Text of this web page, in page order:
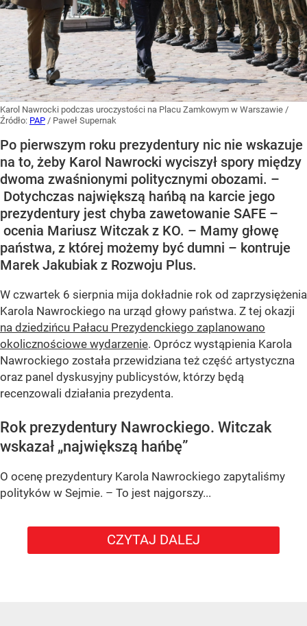
Karol Nawrocki podczas uroczystości na Placu Zamkowym w Warszawie /
Źródło: PAP / Paweł Supernak
Po pierwszym roku prezydentury nic nie wskazuje
na to, żeby Karol Nawrocki wyciszył spory między
dwoma zwaśnionymi politycznymi obozami. –
Dotychczas największą hańbą na karcie jego
prezydentury jest chyba zawetowanie SAFE –
ocenia Mariusz Witczak z KO. – Mamy głowę
państwa, z której możemy być dumni – kontruje
Marek Jakubiak z Rozwoju Plus.
W czwartek 6 sierpnia mija dokładnie rok od zaprzysiężenia
Karola Nawrockiego na urząd głowy państwa. Z tej okazji
na dziedzińcu Pałacu Prezydenckiego zaplanowano
okolicznościowe wydarzenie. Oprócz wystąpienia Karola
Nawrockiego została przewidziana też część artystyczna
oraz panel dyskusyjny publicystów, którzy będą
recenzowali działania prezydenta.
Rok prezydentury Nawrockiego. Witczak
wskazał „największą hańbę”
O ocenę prezydentury Karola Nawrockiego zapytaliśmy
polityków w Sejmie. – To jest najgorszy...
CZYTAJ DALEJ